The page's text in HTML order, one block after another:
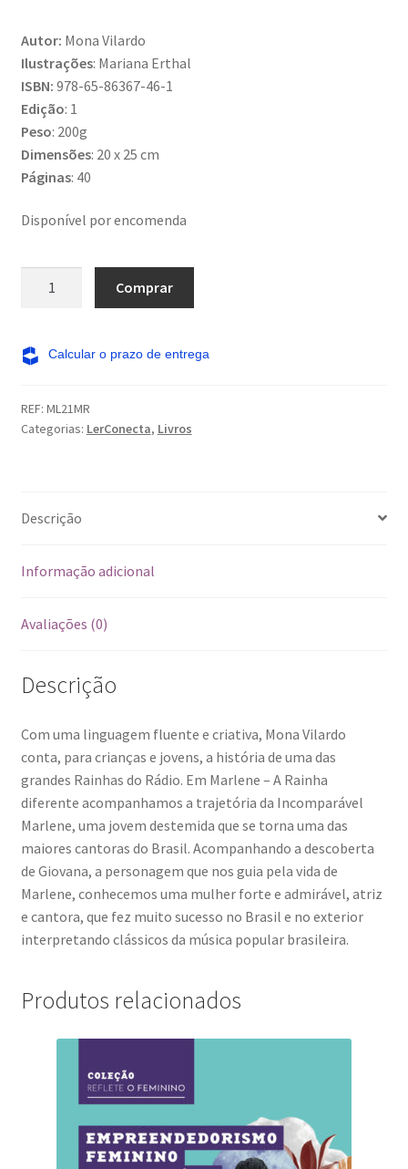
Autor: Mona Vilardo
Ilustrações: Mariana Erthal
ISBN: 978-65-86367-46-1
Edição: 1
Peso: 200g
Dimensões: 20 x 25 cm
Páginas: 40
Disponível por encomenda
rainha
diferente
Comprar
REF: ML21MR
Categorias: LerConecta, Livros
Descrição
Informação adicional
Avaliações (0)
Descrição
Com uma linguagem fluente e criativa, Mona Vilardo
conta, para crianças e jovens, a história de uma das
grandes Rainhas do Rádio. Em Marlene – A Rainha
diferente acompanhamos a trajetória da Incomparável
Marlene, uma jovem destemida que se torna uma das
maiores cantoras do Brasil. Acompanhando a descoberta
de Giovana, a personagem que nos guia pela vida de
Marlene, conhecemos uma mulher forte e admirável, atriz
e cantora, que fez muito sucesso no Brasil e no exterior
interpretando clássicos da música popular brasileira.
Produtos relacionados